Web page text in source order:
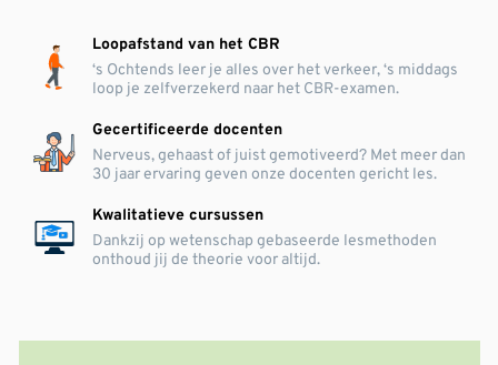
Loopafstand van het CBR
‘s Ochtends leer je alles over het verkeer, ‘s middags
loop je zelfverzekerd naar het CBR-examen.
Gecertificeerde docenten
Nerveus, gehaast of juist gemotiveerd? Met meer dan
30 jaar ervaring geven onze docenten gericht les.
Kwalitatieve cursussen
Dankzij op wetenschap gebaseerde lesmethoden
onthoud jij de theorie voor altijd.